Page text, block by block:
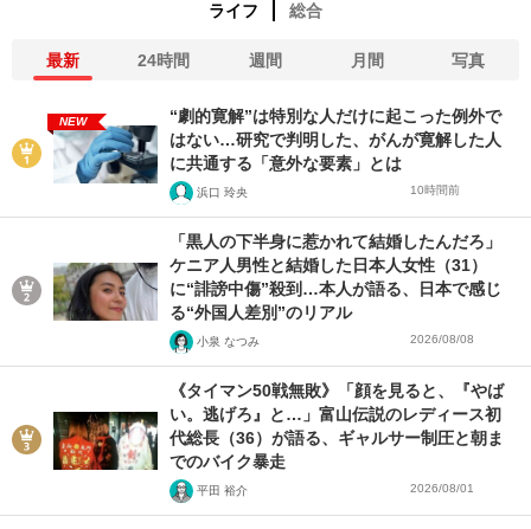
ライフ 総合
最新 24時間 週間 月間 写真
NEW
“劇的寛解”は特別な人だけに起こった例外で
はない…研究で判明した、がんが寛解した人
に共通する「意外な要素」とは
浜口 玲央 10時間前
「黒人の下半身に惹かれて結婚したんだろ」
ケニア人男性と結婚した日本人女性（31）
に“誹謗中傷”殺到…本人が語る、日本で感じ
る“外国人差別”のリアル
小泉 なつみ 2026/08/08
《タイマン50戦無敗》「顔を見ると、『やば
い。逃げろ』と…」富山伝説のレディース初
代総長（36）が語る、ギャルサー制圧と朝ま
でのバイク暴走
平田 裕介 2026/08/01